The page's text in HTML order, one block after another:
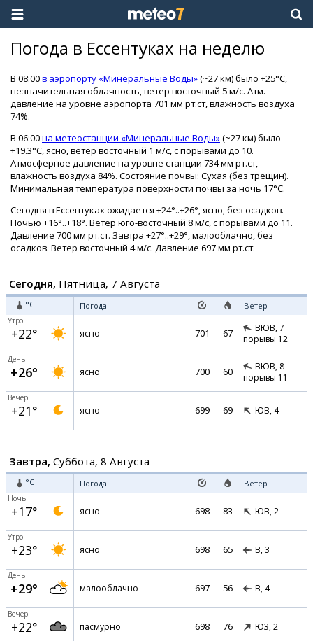
Погода в Ессентуках на неделю
В 08:00в аэропорту «Минеральные Воды»(~27 км) было +25°C,
незначительная облачность, ветер восточный 5 м/с. Атм.
давление на уровне аэропорта 701 мм рт.ст, влажность воздуха
74%.
В 06:00на метеостанции «Минеральные Воды»(~27 км) было
+19.3°C, ясно, ветер восточный 1 м/с, с порывами до 10.
Атмосферное давление на уровне станции 734 мм рт.ст,
влажность воздуха 84%. Состояние почвы: Сухая (без трещин).
Минимальная температура поверхности почвы за ночь 17°C.
Сегодня в Ессентуках ожидается +24°..+26°, ясно, без осадков.
Ночью +16°..+18°. Ветер юго-восточный 8 м/с, с порывами до 11.
Давление 700 мм рт.ст. Завтра +27°..+29°, малооблачно, без
осадков. Ветер восточный 4 м/с. Давление 697 мм рт.ст.
Сегодня, Пятница, 7 Августа
°C Погода Ветер
Утро
+22° ясно 701 67 ВЮВ, 7
порывы 12
День
+26° ясно 700 60 ВЮВ, 8
порывы 11
Вечер
+21° ясно 699 69 ЮВ, 4
Завтра, Суббота, 8 Августа
°C Погода Ветер
Ночь
+17° ясно 698 83 ЮВ, 2
Утро
+23° ясно 698 65 В, 3
День
+29° малооблачно 697 56 В, 4
Вечер
+22° пасмурно 698 76 ЮЗ, 2